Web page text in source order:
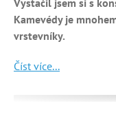
Vystačil jsem si s
Kamevédy je
vrstevníky.
Číst více...